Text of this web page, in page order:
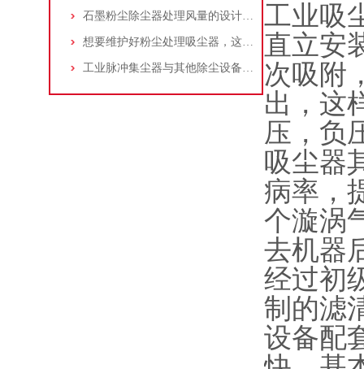
石墨粉尘除尘器处理风量的设计，你了解多少
想要维护好粉尘处理吸尘器，这几个措施真的很重要！
工业脉冲集尘器与其他除尘设备的比较
工业吸
直立安
次吸附
出，这
压，负
吸尘器
病率，
个漩涡
去机器
经过初
制的滤
设备配